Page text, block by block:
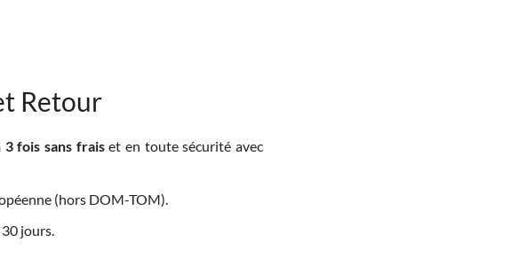
Retour
3 fois sans fraiset en toute sécurité avec
(hors DOM-TOM).
jours.